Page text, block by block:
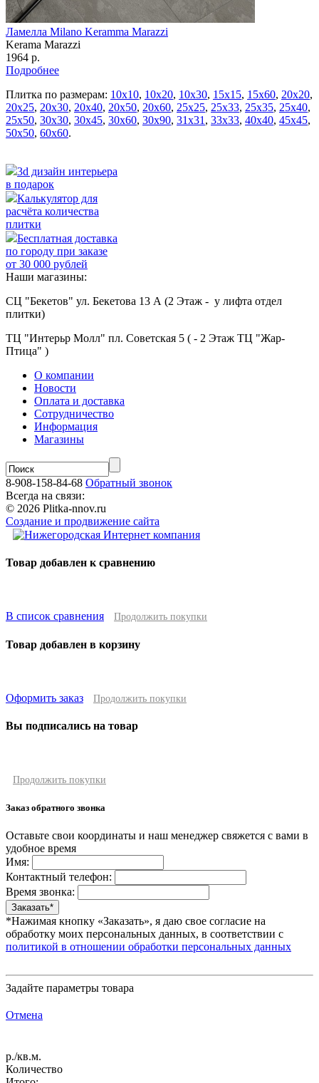
Ламелла Milano Keramma Marazzi
Kerama Marazzi
1964 р.
Подробнее
Плитка по размерам: 10х10, 10х20, 10х30, 15х15, 15х60, 20х20,
20х25, 20х30, 20х40, 20х50, 20х60, 25х25, 25х33, 25х35, 25х40,
25х50, 30х30, 30х45, 30х60, 30х90, 31х31 , 33х33, 40х40, 45х45,
50х50, 60х60.
3d дизайн интерьера
в подарок
Калькулятор для
расчёта количества
плитки
Бесплатная доставка
по городу при заказе
от 30 000 рублей
Наши магазины:
СЦ "Бекетов" ул. Бекетова 13 А (2 Этаж - у лифта отдел
плитки)
ТЦ "Интерьр Молл" пл. Советская 5 ( - 2 Этаж ТЦ "Жар-
Птица" )
О компании
Новости
Оплата и доставка
Сотрудничество
Информация
Магазины
8-908-158-84-68 Обратный звонок
Всегда на связи:
© 2026 Plitka-nnov.ru
Создание и продвижение сайта
Товар добавлен к сравнению
В список сравнения Продолжить покупки
Товар добавлен в корзину
Оформить заказ Продолжить покупки
Вы подписались на товар
Продолжить покупки
Заказ обратного звонка
Оставьте свои координаты и наш менеджер свяжется с вами в
удобное время
Имя:
Контактный телефон:
Время звонка:
*Нажимая кнопку «Заказать», я даю свое согласие на
обработку моих персональных данных, в соответствии с
политикой в отношении обработки персональных данных
Задайте параметры товара
Отмена
р./кв.м.
Количество